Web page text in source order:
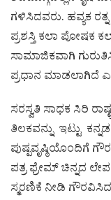
ಗಳಿಸಿದವರು. ಹವ್ಯಕ ರತ್ನ
ಪ್ರಶಸ್ತಿ ಕಲಾ ಪೋಷಕ
ಸಾಮಾಜಿಕವಾಗಿ
ಪ್ರಧಾನ ಮಾಡಲಾಗಿದೆ
ಸರಸ್ವತಿ ಸಾಧಕ ಸಿರಿ
ತಿಲಕವನ್ನು ಇಟ್ಟು
ಪುಷ್ಪವೃಷ್ಠಿಯೊಂದಿಗೆ
ಪತ್ರ ಫ್ರೇಮ್ ಚಿನ್ನದ
ಸ್ಮರಣಿಕೆ ನೀಡಿ